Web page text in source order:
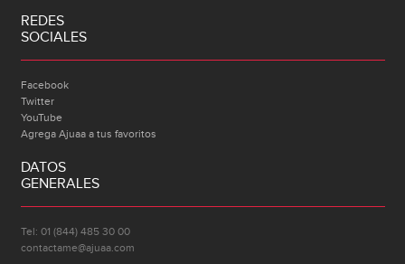
REDES
SOCIALES
Facebook
Twitter
YouTube
Agrega Ajuaa a tus favoritos
DATOS
GENERALES
Tel: 01 (844) 485 30 00
contactame@ajuaa.com